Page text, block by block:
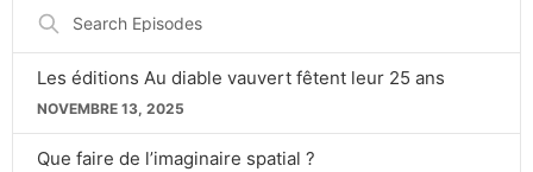
Search
Episodes
Les éditions Au diable vauvert fêtent leur 25 ans
NOVEMBRE 13, 2025
Que faire de l’imaginaire spatial ?